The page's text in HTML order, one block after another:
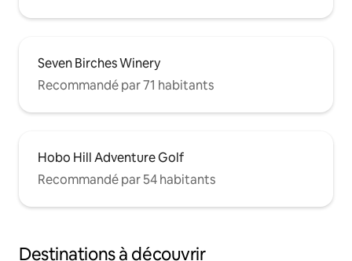
Seven Birches Winery
Recommandé par 71 habitants
Hobo Hill Adventure Golf
Recommandé par 54 habitants
Destinations à découvrir